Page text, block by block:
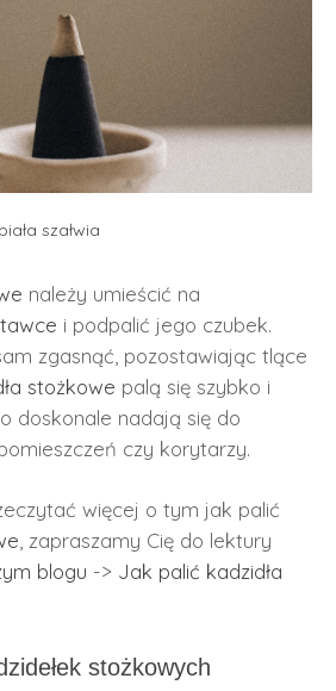
szałwia
należy umieścić na
i podpalić jego czubek.
zgasnąć, pozostawiając tlące
stożkowe palą się szybko i
doskonale nadają się do
czy korytarzy.
więcej o tym jak palić
, zapraszamy Cię do lektury
blogu -> Jak palić kadzidła
stożkowych